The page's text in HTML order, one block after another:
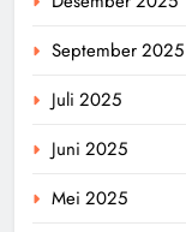
September 2025
Juli 2025
Juni 2025
Mei 2025